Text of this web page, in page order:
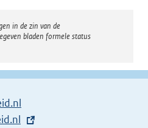
in de zin van de
bladen formele status